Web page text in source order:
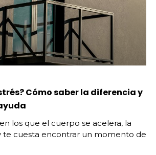
Cómo saber la diferencia y
los que el cuerpo se acelera, la
te cuesta encontrar un momento de